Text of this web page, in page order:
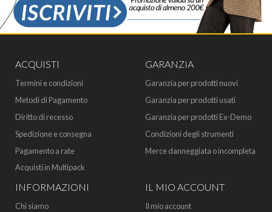
ACQUISTI
Termini e condizioni
Metodi di Pagamento
Diritto di recesso
Spedizione e consegna
Pagamento a rate
Acquisti in Multipack
GARANZIA
Garanzia per prodotti nuovi
Garanzia per prodotti usati
Garanzia per prodotti Ex-Demo
Condizioni degli strumenti
Merce danneggiata o incompleta
INFORMAZIONI
Chi siamo
IL MIO ACCOUNT
Il mio account